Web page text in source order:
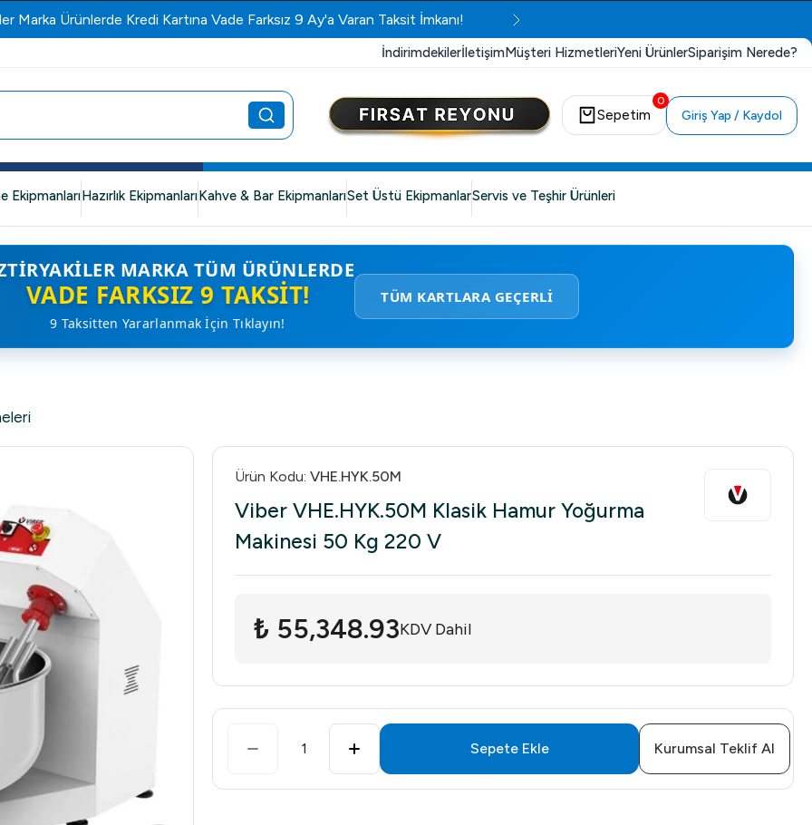
Marka Ürünlerde Kredi Kartına Vade Farksız 9 Ay'a Varan Taksit İmkanı!
İndirimdekilerİletişimMüşteri HizmetleriYeni ÜrünlerSiparişim Nerede?
0
Sepetim Giriş Yap / Kaydol
EkipmanlarıHazırlık EkipmanlarıKahve & Bar EkipmanlarıSet Üstü EkipmanlarServis ve Teşhir Ürünleri
MARKA TÜM ÜRÜNLERDE
VADE FARKSIZ 9 TAKSIT!
9 Taksitten Yararlanmak İçin Tıklayın!
TÜM KARTLARA GEÇERLİ
Ürün Kodu: VHE.HYK.50M
Viber VHE.HYK.50M Klasik Hamur Yoğurma
Makinesi 50 Kg 220 V
₺ 55,348.93KDV Dahil
1 Sepete Ekle Kurumsal Teklif Al